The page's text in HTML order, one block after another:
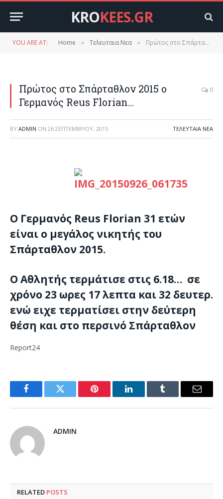
KROKEES.GR
YOU ARE AT: Home » Τελευταια Νεα » Πρώτος στο Σπάρταθλον 2015 ο Γερμανός Reus Florian…
Πρώτος στο Σπάρταθλον 2015 ο
Γερμανός Reus Florian…
0
BY ADMIN ON 26 ΣΕΠΤΕΜΒΡΊΟΥ, 2015 ΤΕΛΕΥΤΑΙΑ ΝΕΑ
O Γερμανός Reus Florian 31 ετών
είναι ο μεγάλος νικητής του
Σπάρταθλον 2015.
Ο Αθλητής τερμάτισε στις 6.18… σε
χρόνο 23 ωρες 17 λεπτα και 32 δευτερ.
ενώ ειχε τερματίσει στην δεύτερη
θέση και στο περσινό Σπάρταθλον
Report24
FacebookTwitter Pinterest LinkedInTumblr Email
ADMIN
RELATED POSTS